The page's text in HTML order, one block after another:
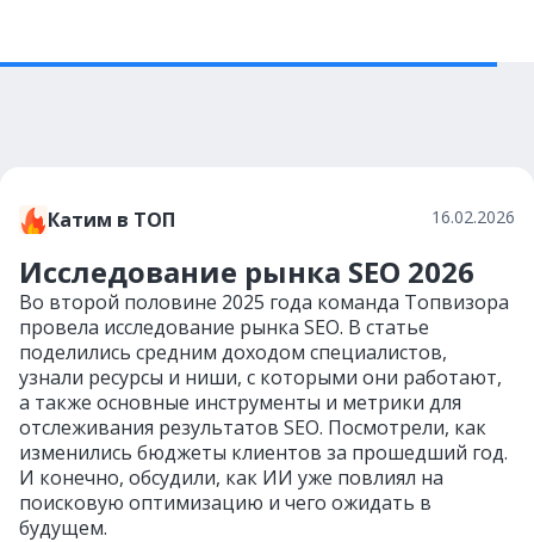
Катим в ТОП 16.02.2026
Исследование рынка SEO 2026
Во второй половине 2025 года команда Топвизора
провела исследование рынка SEO. В статье
поделились средним доходом специалистов,
узнали ресурсы и ниши, с которыми они работают,
а также основные инструменты и метрики для
отслеживания результатов SEO. Посмотрели, как
изменились бюджеты клиентов за прошедший год.
И конечно, обсудили, как ИИ уже повлиял на
поисковую оптимизацию и чего ожидать в
будущем.